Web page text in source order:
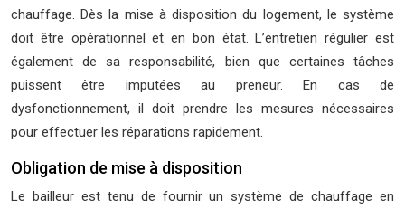
chauffage. Dès la mise à disposition du logement, le système
doit être opérationnel et en bon état. L’entretien régulier est
également de sa responsabilité, bien que certaines tâches
puissent être imputées au preneur. En cas de
dysfonctionnement, il doit prendre les mesures nécessaires
pour effectuer les réparations rapidement.
Obligation de mise à disposition
Le bailleur est tenu de fournir un système de chauffage en